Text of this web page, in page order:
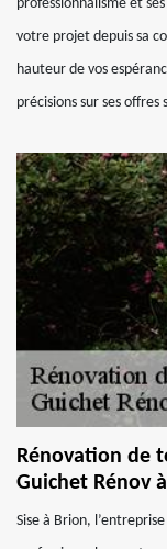
professionnalisme et
votre projet depuis sa
hauteur de vos
précisions sur ses offres
Rénovation de
Guichet Rénov
Sise à Brion,